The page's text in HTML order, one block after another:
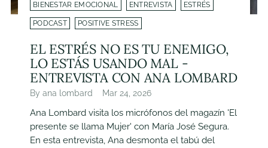
BIENESTAR EMOCIONAL ENTREVISTA ESTRÉS
PODCAST POSITIVE STRESS
EL ESTRÉS NO ES TU ENEMIGO,
LO ESTÁS USANDO MAL -
ENTREVISTA CON ANA LOMBARD
By ana lombard Mar 24, 2026
Ana Lombard visita los micrófonos del magazín 'El
presente se llama Mujer' con María José Segura.
En esta entrevista, Ana desmonta el tabú del